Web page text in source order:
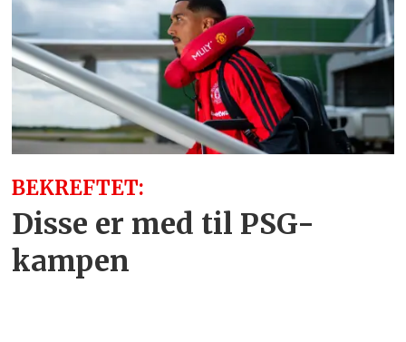
BEKREFTET:
Disse er med til PSG-
kampen